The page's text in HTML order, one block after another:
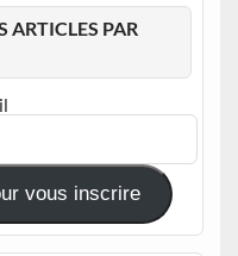
ARTICLES PAR
vous inscrire